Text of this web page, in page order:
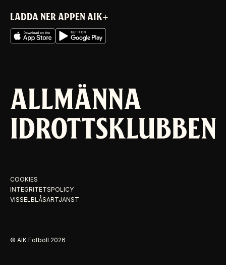
LADDA NER APPEN AIK+
COOKIES
INTEGRITETSPOLICY
VISSELBLÅSARTJÄNST
© AIK Fotboll 2026